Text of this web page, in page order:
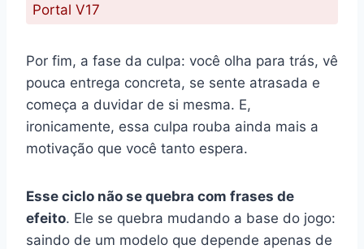
Portal V17
Por fim, a fase da culpa: você olha para trás, vê
pouca entrega concreta, se sente atrasada e
começa a duvidar de si mesma. E,
ironicamente, essa culpa rouba ainda mais a
motivação que você tanto espera.
Esse ciclo não se quebra com frases de
efeito. Ele se quebra mudando a base do jogo:
saindo de um modelo que depende apenas de